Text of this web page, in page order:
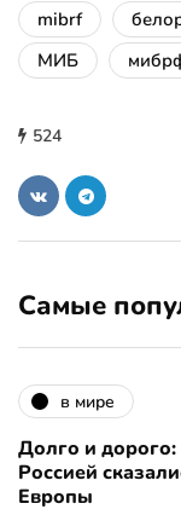
mibrf
МИБ
524
Самые
в мире
Долго и
Россией
Европы